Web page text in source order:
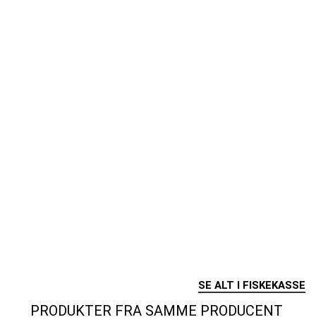
SE ALT I FISKEKASSE
PRODUKTER FRA SAMME PRODUCENT